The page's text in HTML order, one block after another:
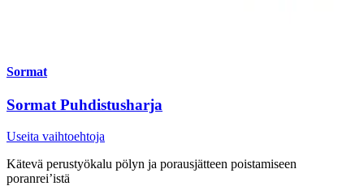
Sormat
Sormat Puhdistusharja
Useita vaihtoehtoja
Kätevä perustyökalu pölyn ja porausjätteen poistamiseen
poranrei’istä